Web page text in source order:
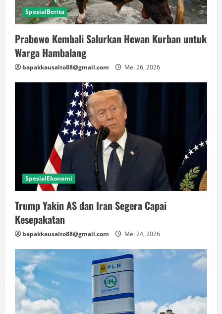
SpesialBerita
Prabowo Kembali Salurkan Hewan Kurban untuk
Warga Hambalang
bapakkausalto88@gmail.com Mei 26, 2026
SpesialEkonomi
Trump Yakin AS dan Iran Segera Capai
Kesepakatan
bapakkausalto88@gmail.com Mei 24, 2026